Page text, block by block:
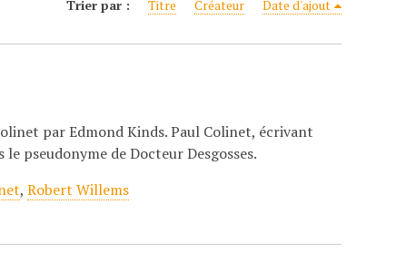
Trier par : Titre Créateur Date d'ajout
par Edmond Kinds. Paul Colinet, écrivant
pseudonyme de Docteur Desgosses.
,Robert Willems